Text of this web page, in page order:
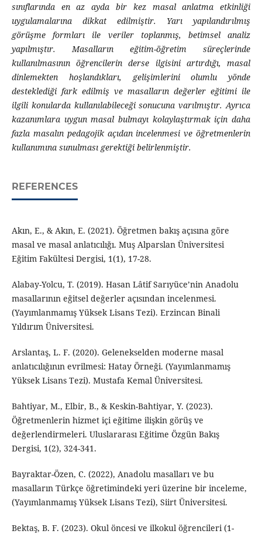
sınıflarında en az ayda bir kez masal anlatma etkinliği
uygulamalarına dikkat edilmiştir. Yarı yapılandırılmış
görüşme formları ile veriler toplanmış, betimsel analiz
yapılmıştır. Masalların eğitim-öğretim süreçlerinde
kullanılmasının öğrencilerin derse ilgisini artırdığı, masal
dinlemekten hoşlandıkları, gelişimlerini olumlu yönde
desteklediği fark edilmiş ve masalların değerler eğitimi ile
ilgili konularda kullanılabileceği sonucuna varılmıştır. Ayrıca
kazanımlara uygun masal bulmayı kolaylaştırmak için daha
fazla masalın pedagojik açıdan incelenmesi ve öğretmenlerin
kullanımına sunulması gerektiği belirlenmiştir.
REFERENCES
Akın, E., & Akın, E. (2021). Öğretmen bakış açısına göre
masal ve masal anlatıcılığı. Muş Alparslan Üniversitesi
Eğitim Fakültesi Dergisi, 1(1), 17-28.
Alabay-Yolcu, T. (2019). Hasan Lâtif Sarıyüce’nin Anadolu
masallarının eğitsel değerler açısından incelenmesi.
(Yayımlanmamış Yüksek Lisans Tezi). Erzincan Binali
Yıldırım Üniversitesi.
Arslantaş, L. F. (2020). Gelenekselden moderne masal
anlatıcılığının evrilmesi: Hatay Örneği. (Yayımlanmamış
Yüksek Lisans Tezi). Mustafa Kemal Üniversitesi.
Bahtiyar, M., Elbir, B., & Keskin-Bahtiyar, Y. (2023).
Öğretmenlerin hizmet içi eğitime ilişkin görüş ve
değerlendirmeleri. Uluslararası Eğitime Özgün Bakış
Dergisi, 1(2), 324-341.
Bayraktar-Özen, C. (2022), Anadolu masalları ve bu
masalların Türkçe öğretimindeki yeri üzerine bir inceleme,
(Yayımlanmamış Yüksek Lisans Tezi), Siirt Üniversitesi.
Bektaş, B. F. (2023). Okul öncesi ve ilkokul öğrencileri (1-